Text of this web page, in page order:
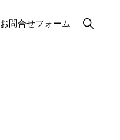
お問合せフォーム Show
Search